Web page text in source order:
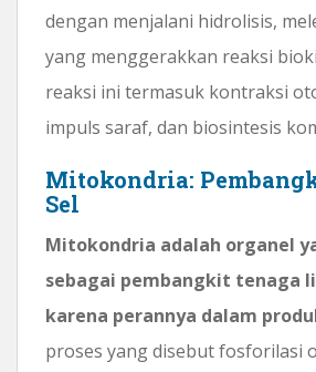
dengan menjalani hidrolisis,
yang menggerakkan reaksi
reaksi ini termasuk kontraksi
impuls saraf, dan biosintesis
Mitokondria:
Sel
Mitokondria adalah organel
sebagai pembangkit tenaga
karena perannya dalam
proses yang disebut fosforilasi